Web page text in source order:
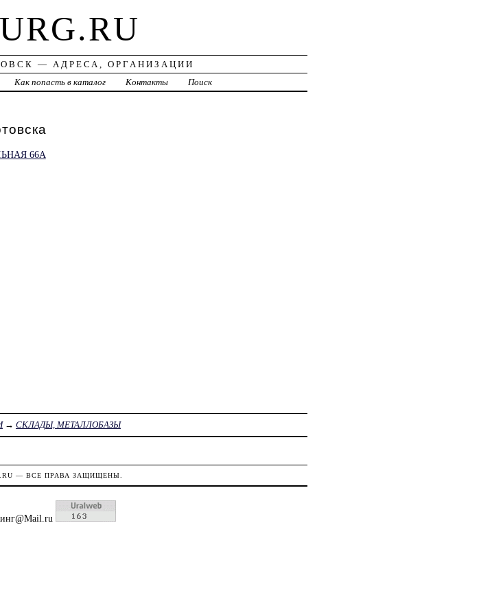
— АДРЕСА, ОРГАНИЗАЦИИ
Как попасть в каталог Контакты Поиск
66А
→ СКЛАДЫ, МЕТАЛЛОБАЗЫ
— ВСЕ ПРАВА ЗАЩИЩЕНЫ.